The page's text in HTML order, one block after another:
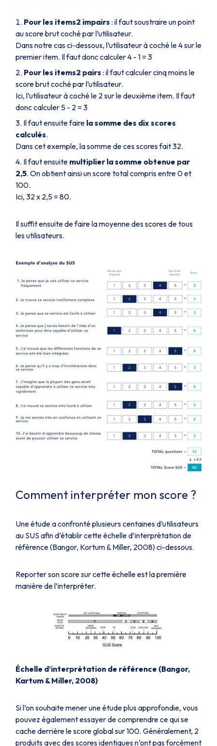
Pour les items2 impairs : il faut soustraire un point
au score brut coché par l’utilisateur.
Dans notre cas ci-dessous, l’utilisateur à coché le 4 sur le
premier item. Il faut donc calculer 4 - 1 = 3
Pour les items2 pairs : il faut calculer cinq moins le
score brut coché par l’utilisateur.
Ici, l’utilisateur à coché le 2 sur le deuxième item. Il faut
donc calculer 5 - 2 = 3
Il faut ensuite faire la somme des dix scores
calculés.
Dans cet exemple, la somme de ces scores fait 32.
Il faut ensuite multiplier la somme obtenue par
2,5. On obtient ainsi un score total compris entre 0 et
100.
Ici, 32 x 2,5 = 80.
Il suffit ensuite de faire la moyenne des scores de tous
les utilisateurs.
Comment interpréter mon score ?
Une étude a confronté plusieurs centaines d’utilisateurs
au SUS afin d’établir cette échelle d’interprétation de
référence (Bangor, Kortum & Miller, 2008) ci-dessous.
Reporter son score sur cette échelle est la première
manière de l’interpréter.
Échelle d’interprétation de référence (Bangor,
Kartum & Miller, 2008)
Si l’on souhaite mener une étude plus approfondie, vous
pouvez également essayer de comprendre ce qui se
cache derrière le score global sur 100. Généralement, 2
produits avec des scores identiques n’ont pas forcément